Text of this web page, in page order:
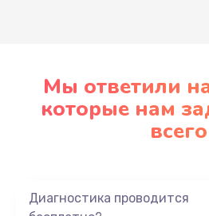
Мы ответили
которые нам
всего
Диагностика проводится